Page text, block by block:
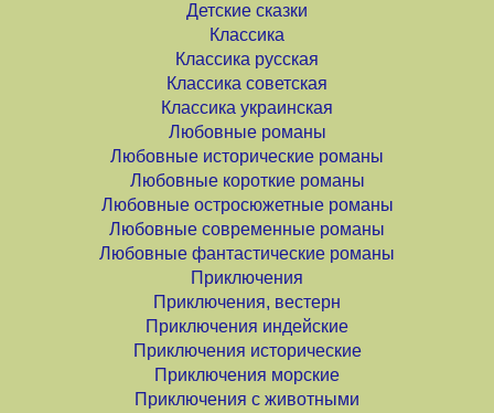
Детские сказки
Классика
Классика русская
Классика советская
Классика украинская
Любовные романы
Любовные исторические романы
Любовные короткие романы
Любовные остросюжетные романы
Любовные современные романы
Любовные фантастические романы
Приключения
Приключения, вестерн
Приключения индейские
Приключения исторические
Приключения морские
Приключения с животными